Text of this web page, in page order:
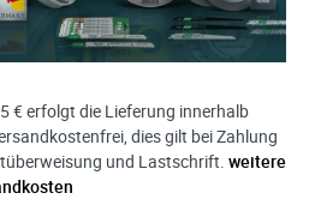
€ erfolgt die Lieferung innerhalb
dies gilt bei Zahlung
und Lastschrift. weitere